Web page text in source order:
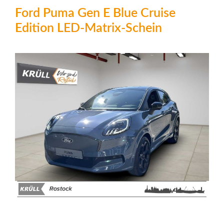
Ford Puma Gen E Blue Cruise
Edition LED-Matrix-Schein